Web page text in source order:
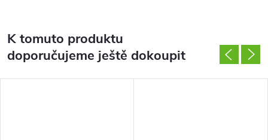
K tomuto produktu
doporučujeme ještě dokoupit